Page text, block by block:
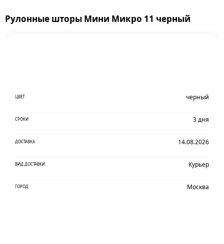
Рулонные шторы Мини Микро 11 черный
ЦВЕТ черный
СРОКИ 3 дня
ДОСТАВКА 14.08.2026
ВИД ДОСТАВКИ Курьер
ГОРОД Москва